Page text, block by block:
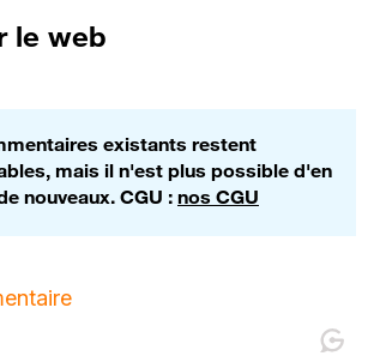
le web
existants restent
mais il n'est plus possible d'en
nouveaux. CGU : nos CGU